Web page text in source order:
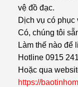
vệ đồ đạc.
Dịch vụ có
Có, chúng tôi
Làm thế nào để
Hotline 0915
Hoặc qua
https://